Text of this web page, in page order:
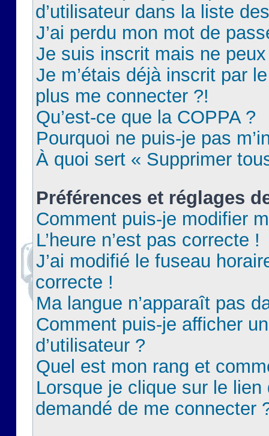
d’utilisateur dans la liste
J’ai perdu mon mot de
Je suis inscrit mais ne
Je m’étais déjà inscrit par
plus me connecter ?!
Qu’est-ce que la COPPA ?
Pourquoi ne puis-je pas
À quoi sert « Supprimer
Préférences et réglages
Comment puis-je modifier
L’heure n’est pas correcte !
J’ai modifié le fuseau
correcte !
Ma langue n’apparaît pas
Comment puis-je afficher
d’utilisateur ?
Quel est mon rang et
Lorsque je clique sur le lien
demandé de me connecter